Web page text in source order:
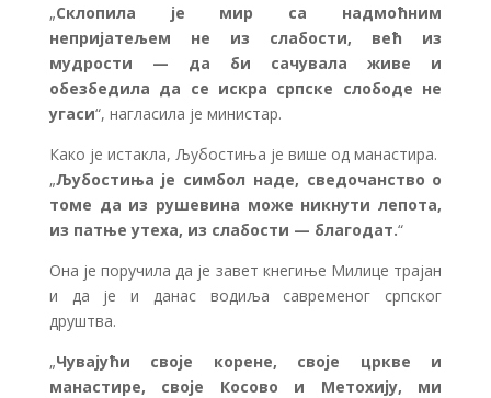
„Склопила је мир са надмоћним
непријатељем не из слабости, већ из
мудрости — да би сачувала живе и
обезбедила да се искра српске слободе не
угаси“, нагласила је министар.
Како је истакла, Љубостиња је више од манастира.
„Љубостиња је симбол наде, сведочанство о
томе да из рушевина може никнути лепота,
из патње утеха, из слабости — благодат.“
Она је поручила да је завет кнегиње Милице трајан
и да је и данас водиља савременог српског
друштва.
„Чувајући своје корене, своје цркве и
манастире, своје Косово и Метохију, ми